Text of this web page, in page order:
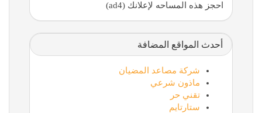
احجز هذه المساحه لإعلانك (ad4)
أحدث المواقع المضافة
شركة مصاعد المضيان
ماذون شرعي
تقني حر
ستارتايم